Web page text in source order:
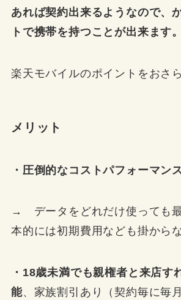
あれば契約出来るようなので、
トで携帯を持つことが出来ます。
楽天モバイルのポイントをおさ
メリット
・圧倒的なコストパフォーマン
→ データをどれだけ使っても
本的には初期費用なども掛からな
・18歳未満でも親権者と来店す
能、家族割引あり（契約毎に毎